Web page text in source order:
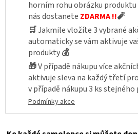
horním rohu obrázku
nás dostanete ZDARMA !!🧨
🛒Jakmile vložíte 3 vybrané
automaticky se vám aktivuje
produkty💰
🎁V případě nákupu více
aktivuje sleva na každý třetí
v případě nákupu 3 ks
Podmínky akce